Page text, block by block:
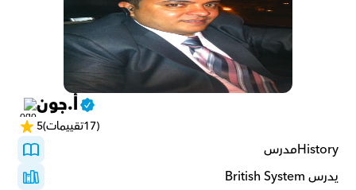
أ.جون
5 (17تقييمات)
Historyمدرس
يدرس British System